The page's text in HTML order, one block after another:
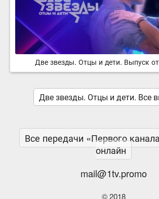
Две звезды. Отцы и дети. Выпуск
Две звезды. Отцы и дети. Все
Все передачи «Первого
онлайн
mail@1tv.promo
© 2018